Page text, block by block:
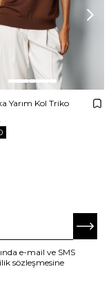
Yarım Kol Triko
e-mail ve SMS
sözleşmesine